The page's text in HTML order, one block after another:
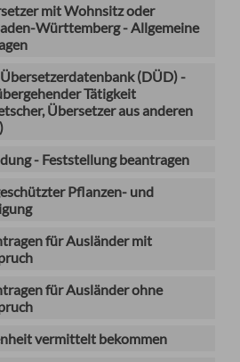
mit Wohnsitz oder
Württemberg - Allgemeine
(DÜD) -
Tätigkeit
Übersetzer aus anderen
- Feststellung beantragen
Pflanzen- und
für Ausländer mit
für Ausländer ohne
vermittelt bekommen